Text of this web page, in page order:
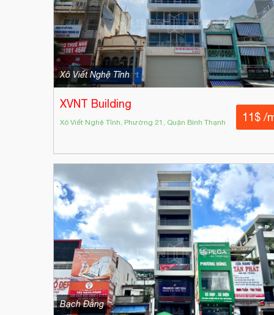
Xô Viết Nghệ Tĩnh
XVNT Building
Xô Viết Nghệ Tĩnh, Phường 21, Quận Bình Thạnh 11$ /
Bạch Đằng